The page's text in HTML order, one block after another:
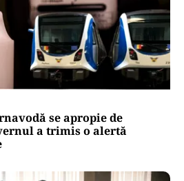
se apropie de
a trimis o alertă